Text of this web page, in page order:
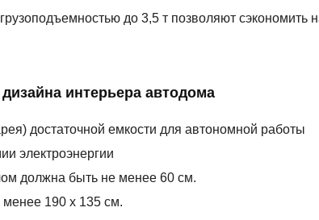
до 3,5 т позволяют сэкономить
интерьера автодома
достаточной емкости для автономной работы
электроэнергии
должна быть не менее 60 см.
190 x 135 см.